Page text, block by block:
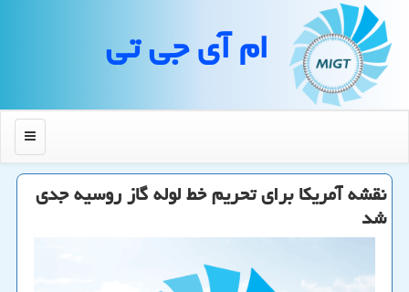
ام آی جی تی
منو
نقشه آمریكا برای تحریم خط لوله گاز روسیه جدی
شد